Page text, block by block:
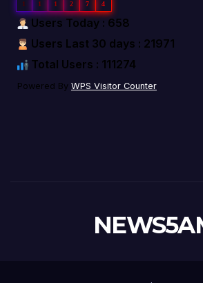
1 1 1 2 7 4
Users Today : 658
Users Last 30 days : 21971
Total Users : 111274
Powered By WPS Visitor Counter